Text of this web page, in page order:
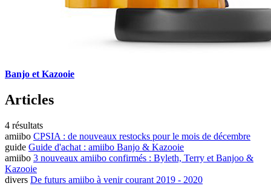
Banjo et Kazooie
Articles
4 résultats
amiibo CPSIA : de nouveaux restocks pour le mois de décembre
guide Guide d'achat : amiibo Banjo & Kazooie
amiibo 3 nouveaux amiibo confirmés : Byleth, Terry et Banjoo &
Kazooie
divers De futurs amiibo à venir courant 2019 - 2020